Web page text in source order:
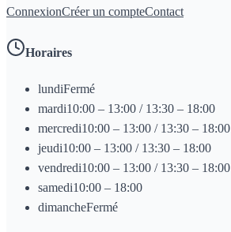
ConnexionCréer un compteContact
Horaires
lundiFermé
mardi10:00 – 13:00 / 13:30 – 18:00
mercredi10:00 – 13:00 / 13:30 – 18:00
jeudi10:00 – 13:00 / 13:30 – 18:00
vendredi10:00 – 13:00 / 13:30 – 18:00
samedi10:00 – 18:00
dimancheFermé